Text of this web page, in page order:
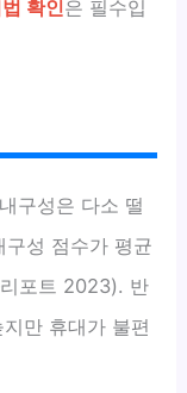
확인은 필수입
구성은 다소 떨
성 점수가 평균
포트 2023). 반
만 휴대가 불편